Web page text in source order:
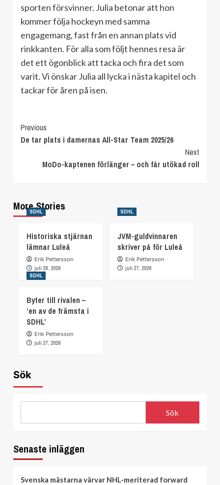
sporten försvinner. Julia betonar att hon
kommer följa hockeyn med samma
engagemang, fast från en annan plats vid
rinkkanten. För alla som följt hennes resa är
det ett ögonblick att tacka och fira det som
varit. Vi önskar Julia all lycka i nästa kapitel och
tackar för åren på isen.
Continue
Reading
Previous
De tar plats i damernas All-Star Team 2025/26
Next
MoDo-kaptenen förlänger – och får utökad roll
More Stories
SDHL
Historiska stjärnan
lämnar Luleå
Erik Pettersson
juli 28, 2026
SDHL
JVM-guldvinnaren
skriver på för Luleå
Erik Pettersson
juli 27, 2026
SDHL
Byter till rivalen –
’en av de främsta i
SDHL’
Erik Pettersson
juli 27, 2026
Sök
Sök
Senaste inläggen
Svenska mästarna värvar NHL-meriterad forward